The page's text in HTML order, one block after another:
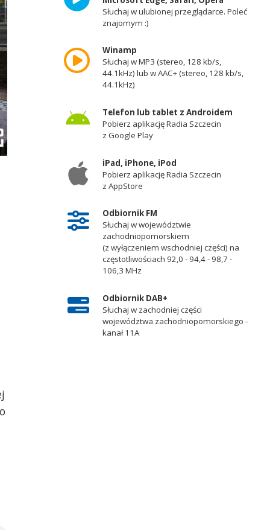
Pomnik poświęcony ofiarom katastrofy smoleńskiej stanie w
prezydenckiej pary Lecha i Marii Kaczyńskich. Fot. Konrad Nowak [Radio
Słuchaj w ulubionej przeglądarce. Poleć
znajomym :)
Winamp
Słuchaj w MP3 (stereo, 128 kb/s,
44.1kHz) lub w AAC+ (stereo, 128 kb/s,
44.1kHz)
Telefon lub tablet z Androidem
Pobierz aplikację Radia Szczecin
z Google Play
iPad, iPhone, iPod
Pobierz aplikację Radia Szczecin
z AppStore
Odbiornik FM
Słuchaj w województwie
zachodniopomorskiem
(z wyłączeniem wschodniej części) na
częstotliwościach 92,0 - 94,4 - 98,7 -
106,3 MHz
Odbiornik DAB+
Słuchaj w zachodniej części
województwa zachodniopomorskiego -
kanał 11A